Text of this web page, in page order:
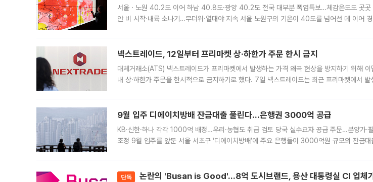
서울ㆍ노원 40.2도 이어 하남 40.8도·광양 40.2도 전국 대부분 폭염특보…체감온도도 곳
안 비 시작·내륙 소나기…무더위·열대야 지속 서울 노원구의 기온이 40도를 넘어선 데 이어
넥스트레이드, 12일부터 프리마켓 상·하한가 주문 한시 금지
대체거래소(ATS) 넥스트레이드가 프리마켓에서 발생하는 가격 왜곡 현상을 방지하기 위해
내 상·하한가 주문을 한시적으로 금지하기로 했다. 7일 넥스트레이드는 최근 프리마켓에서 발
9월 입주 디에이치방배 잔금대출 풀린다…은행권 3000억 공급
KB·신한·하나 각각 1000억 배정…우리·농협도 취급 검토 당국 실수요자 공급 주문…분양가·
조정 9월 입주를 앞둔 서울 서초구 ‘디에이치방배’에 주요 은행들이 3000억원 규모의 잔금대
단독 논란의 'Busan is Good'…8억 도시브랜드, 용산 대통령실 CI 업체